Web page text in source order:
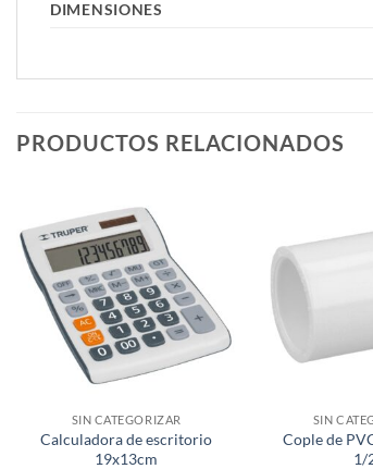
DIMENSIONES
PRODUCTOS RELACIONADOS
SIN CATEGORIZAR
Calculadora de escritorio
19x13cm
SIN
Cople de
1/